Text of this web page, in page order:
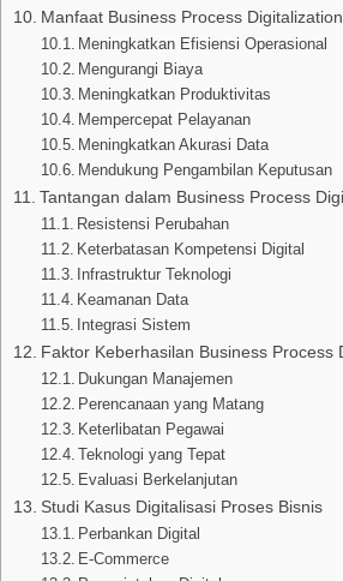
Manfaat Business Process Digitalization
Meningkatkan Efisiensi Operasional
Mengurangi Biaya
Meningkatkan Produktivitas
Mempercepat Pelayanan
Meningkatkan Akurasi Data
Mendukung Pengambilan Keputusan
Tantangan dalam Business Process
Resistensi Perubahan
Keterbatasan Kompetensi Digital
Infrastruktur Teknologi
Keamanan Data
Integrasi Sistem
Faktor Keberhasilan Business Process
Dukungan Manajemen
Perencanaan yang Matang
Keterlibatan Pegawai
Teknologi yang Tepat
Evaluasi Berkelanjutan
Studi Kasus Digitalisasi Proses Bisnis
Perbankan Digital
E-Commerce